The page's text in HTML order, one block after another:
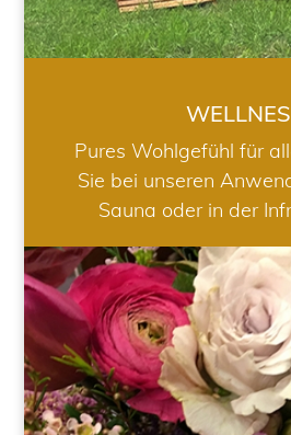
Pures Wohlgefühl für
Sie bei unseren
Sauna oder in der